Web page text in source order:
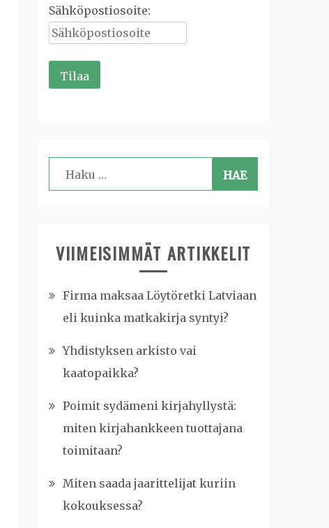
Sähköpostiosoite:
Haku:
VIIMEISIMMÄT ARTIKKELIT
Firma maksaa Löytöretki Latviaan
eli kuinka matkakirja syntyi?
Yhdistyksen arkisto vai
kaatopaikka?
Poimit sydämeni kirjahyllystä:
miten kirjahankkeen tuottajana
toimitaan?
Miten saada jaarittelijat kuriin
kokouksessa?